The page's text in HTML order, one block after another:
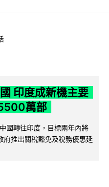
印度成新機主要
萬部
國轉往印度，目標兩年內將
府推出關稅豁免及稅務優惠延